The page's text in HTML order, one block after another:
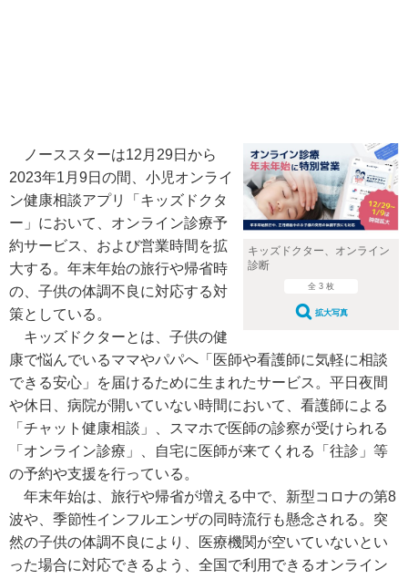
キッズドクター、オンライン
診断
全 3 枚
拡大写真
ノーススターは12月29日から
2023年1月9日の間、小児オンライ
ン健康相談アプリ「キッズドクタ
ー」において、オンライン診療予
約サービス、および営業時間を拡
大する。年末年始の旅行や帰省時
の、子供の体調不良に対応する対
策としている。
キッズドクターとは、子供の健
康で悩んでいるママやパパへ「医師や看護師に気軽に相談
できる安心」を届けるために生まれたサービス。平日夜間
や休日、病院が開いていない時間において、看護師による
「チャット健康相談」、スマホで医師の診察が受けられる
「オンライン診療」、自宅に医師が来てくれる「往診」等
の予約や支援を行っている。
年末年始は、旅行や帰省が増える中で、新型コロナの第8
波や、季節性インフルエンザの同時流行も懸念される。突
然の子供の体調不良により、医療機関が空いていないとい
った場合に対応できるよう、全国で利用できるオンライン